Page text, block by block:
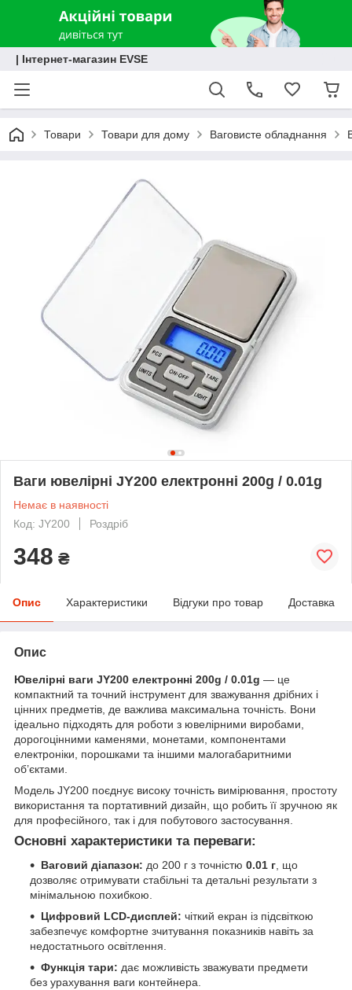
| Інтернет-магазин EVSE
Товари Товари для дому Ваговисте обладнання
Ваги ювелірні JY200 електронні 200g / 0.01g
Немає в наявності
Код: JY200
Роздріб
348 ₴
Опис Характеристики Відгуки про товар Доставка
Опис
Ювелірні ваги JY200 електронні 200g / 0.01g — це
компактний та точний інструмент для зважування дрібних і
цінних предметів, де важлива максимальна точність. Вони
ідеально підходять для роботи з ювелірними виробами,
дорогоцінними каменями, монетами, компонентами
електроніки, порошками та іншими малогабаритними
об’єктами.
Модель JY200 поєднує високу точність вимірювання, простоту
використання та портативний дизайн, що робить її зручною як
для професійного, так і для побутового застосування.
Основні характеристики та переваги:
Ваговий діапазон: до 200 г з точністю 0.01 г , що
дозволяє отримувати стабільні та детальні результати з
мінімальною похибкою.
Цифровий LCD-дисплей: чіткий екран із підсвіткою
забезпечує комфортне зчитування показників навіть за
недостатнього освітлення.
Функція тари: дає можливість зважувати предмети
без урахування ваги контейнера.